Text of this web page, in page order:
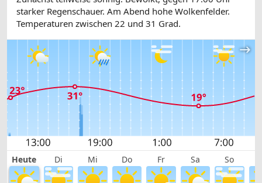
starker Regenschauer. Am Abend hohe Wolkenfelder.
Temperaturen zwischen 22 und 31 Grad.
Heute Di Mi Do Fr Sa So